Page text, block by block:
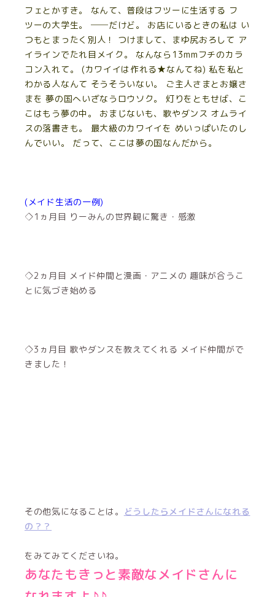
フェとかすき。 なんて、普段はフツーに生活する フ
ツーの大学生。 ──だけど。 お店にいるときの私は い
つもとまったく別人！ つけまして、まゆ尻おろして ア
イラインでたれ目メイク。 なんなら13mmフチのカラ
コン入れて。 (カワイイは作れる★なんてね) 私を私と
わかる人なんて そうそういない。 ご主人さまとお嬢さ
まを 夢の国へいざなうロウソク。 灯りをともせば、こ
こはもう夢の中。 おまじないも、歌やダンス オムライ
スの落書きも。 最大級のカワイイを めいっぱいたのし
んでいい。 だって、ここは夢の国なんだから。
(メイド生活の一例)
◇1ヵ月目 りーみんの世界観に驚き・感激
◇2ヵ月目 メイド仲間と漫画・アニメの 趣味が合うこ
とに気づき始める
◇3ヵ月目 歌やダンスを教えてくれる メイド仲間がで
きました！
その他気になることは。
どうしたらメイドさんになれる
の？？
をみてみてくださいね。
あなたもきっと素敵なメイドさんに